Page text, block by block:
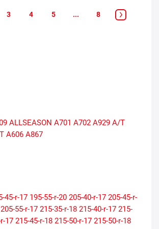
3 4 5 ... 8
ALLSEASON A701 A702 A929 A/T
A606 A867
45-r-17 195-55-r-20 205-40-r-17 205-45-r-
205-55-r-17 215-35-r-18 215-40-r-17 215-
17 215-45-r-18 215-50-r-17 215-50-r-18